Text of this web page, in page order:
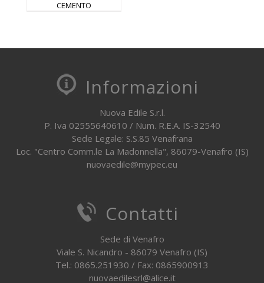
CEMENTO
Informazioni
Nuova Edile S.r.l.
P. Iva 02555640610 / Num. R.E.A. IS-32540
Sede Legale: S.S.85 Venafrana
Loc. "Centro Comm.le La Madonnella", 86079-Venafro (IS)
nuovaedile@mypec.eu
Contatti
Sede di Venafro
Viale S. Nicandro - 86079 Venafro (IS)
Tel.: 0865.251930 / Fax: 0865900913
nuovaedilesrl@alice.it